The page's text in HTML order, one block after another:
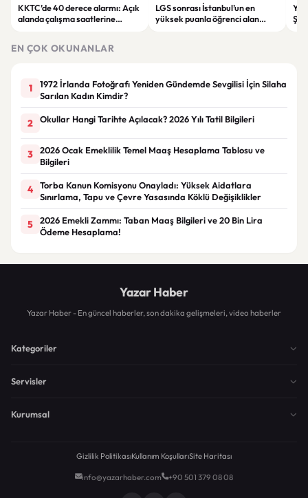
KKTC’de 40 derece alarmı: Açık
alanda çalışma saatlerine
LGS sonrası İstanbul’un en
yüksek puanla öğrenci alan
EN ÇOK OKUNANLAR
1
1972 İrlanda Fotoğrafı Yeniden Gündemde Sevgilisi İçin Silaha
Sarılan Kadın Kimdir?
2 Okullar Hangi Tarihte Açılacak? 2026 Yılı Tatil Bilgileri
3
2026 Ocak Emeklilik Temel Maaş Hesaplama Tablosu ve
Bilgileri
4
Torba Kanun Komisyonu Onayladı: Yüksek Aidatlara
Sınırlama, Tapu ve Çevre Yasasında Köklü Değişiklikler
5
2026 Emekli Zammı: Taban Maaş Bilgileri ve 20 Bin Lira
Ödeme Hesaplama!
Yazar Haber
Yazar Haber - En güncel haberler, son dakika gelişmeleri, video haberler
Kategoriler
Servisler
Kurumsal
Gizlilik PolitikasıKullanım KoşullarıSite Haritası
info@yazarhaber.com +90 501 379 08 08